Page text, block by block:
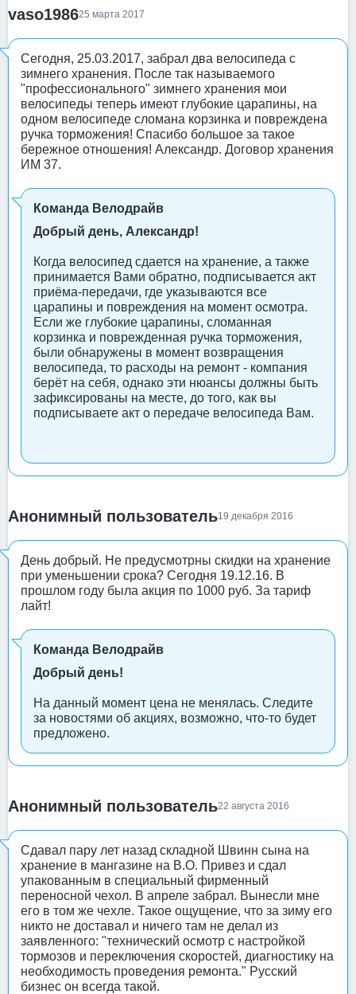
vaso198625 марта 2017
Сегодня, 25.03.2017, забрал два велосипеда с
зимнего хранения. После так называемого
"профессионального" зимнего хранения мои
велосипеды теперь имеют глубокие царапины, на
одном велосипеде сломана корзинка и повреждена
ручка торможения! Спасибо большое за такое
бережное отношения! Александр. Договор хранения
ИМ 37.
Команда Велодрайв
Добрый день, Александр!
Когда велосипед сдается на хранение, а также
принимается Вами обратно, подписывается акт
приёма-передачи, где указываются все
царапины и повреждения на момент осмотра.
Если же глубокие царапины, сломанная
корзинка и поврежденная ручка торможения,
были обнаружены в момент возвращения
велосипеда, то расходы на ремонт - компания
берёт на себя, однако эти нюансы должны быть
зафиксированы на месте, до того, как вы
подписываете акт о передаче велосипеда Вам.
Анонимный пользователь19 декабря 2016
День добрый. Не предусмотрны скидки на хранение
при уменьшении срока? Сегодня 19.12.16. В
прошлом году была акция по 1000 руб. За тариф
лайт!
Команда Велодрайв
Добрый день!
На данный момент цена не менялась. Следите
за новостями об акциях, возможно, что-то будет
предложено.
Анонимный пользователь22 августа 2016
Сдавал пару лет назад складной Швинн сына на
хранение в мангазине на В.О. Привез и сдал
упакованным в специальный фирменный
переносной чехол. В апреле забрал. Вынесли мне
его в том же чехле. Такое ощущение, что за зиму его
никто не доставал и ничего там не делал из
заявленного: "технический осмотр с настройкой
тормозов и переключения скоростей, диагностику на
необходимость проведения ремонта." Русский
бизнес он всегда такой.